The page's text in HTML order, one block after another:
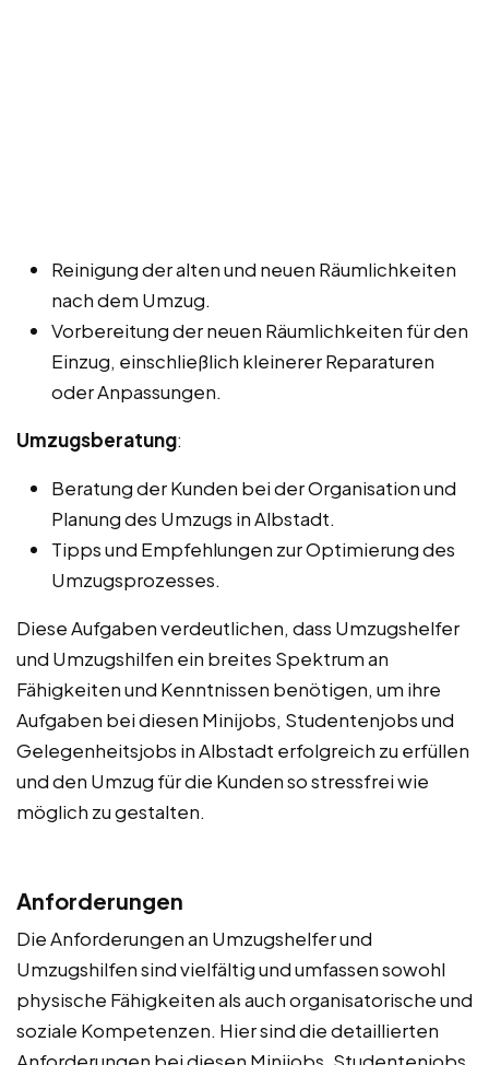
Reinigung der alten und neuen Räumlichkeiten
nach dem Umzug.
Vorbereitung der neuen Räumlichkeiten für den
Einzug, einschließlich kleinerer Reparaturen
oder Anpassungen.
Umzugsberatung:
Beratung der Kunden bei der Organisation und
Planung des Umzugs in Albstadt.
Tipps und Empfehlungen zur Optimierung des
Umzugsprozesses.
Diese Aufgaben verdeutlichen, dass Umzugshelfer
und Umzugshilfen ein breites Spektrum an
Fähigkeiten und Kenntnissen benötigen, um ihre
Aufgaben bei diesen Minijobs, Studentenjobs und
Gelegenheitsjobs in Albstadt erfolgreich zu erfüllen
und den Umzug für die Kunden so stressfrei wie
möglich zu gestalten.
Anforderungen
Die Anforderungen an Umzugshelfer und
Umzugshilfen sind vielfältig und umfassen sowohl
physische Fähigkeiten als auch organisatorische und
soziale Kompetenzen. Hier sind die detaillierten